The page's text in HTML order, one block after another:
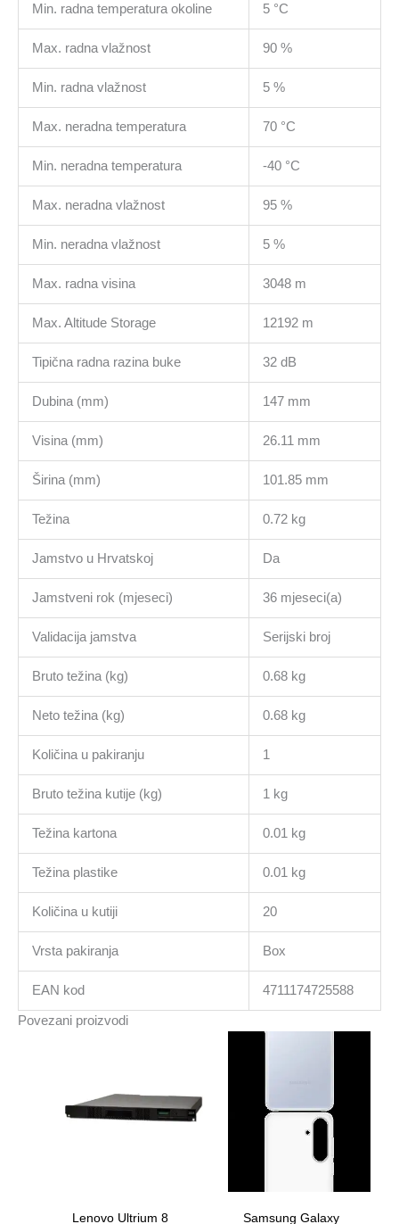
Min. radna temperatura okoline 5 °C
Max. radna vlažnost 90 %
Min. radna vlažnost 5 %
Max. neradna temperatura 70 °C
Min. neradna temperatura -40 °C
Max. neradna vlažnost 95 %
Min. neradna vlažnost 5 %
Max. radna visina 3048 m
Max. Altitude Storage 12192 m
Tipična radna razina buke 32 dB
Dubina (mm) 147 mm
Visina (mm) 26.11 mm
Širina (mm) 101.85 mm
Težina 0.72 kg
Jamstvo u Hrvatskoj Da
Jamstveni rok (mjeseci) 36 mjeseci(a)
Validacija jamstva Serijski broj
Bruto težina (kg) 0.68 kg
Neto težina (kg) 0.68 kg
Količina u pakiranju 1
Bruto težina kutije (kg) 1 kg
Težina kartona 0.01 kg
Težina plastike 0.01 kg
Količina u kutiji 20
Vrsta pakiranja Box
EAN kod 4711174725588
Povezani proizvodi
Lenovo Ultrium 8
Samsung Galaxy